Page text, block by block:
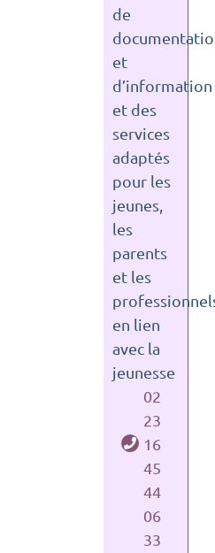
de
et
d’information
et des
services
adaptés
pour les
jeunes,
les
parents
et les
en lien
avec la
jeunesse
02
23
16
45
44
06
33